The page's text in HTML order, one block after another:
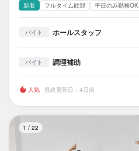
新着 フルタイム歓迎 平日のみ勤務OK
バイト ホールスタッフ
バイト 調理補助
人気 最終更新日：4日前
1 / 22